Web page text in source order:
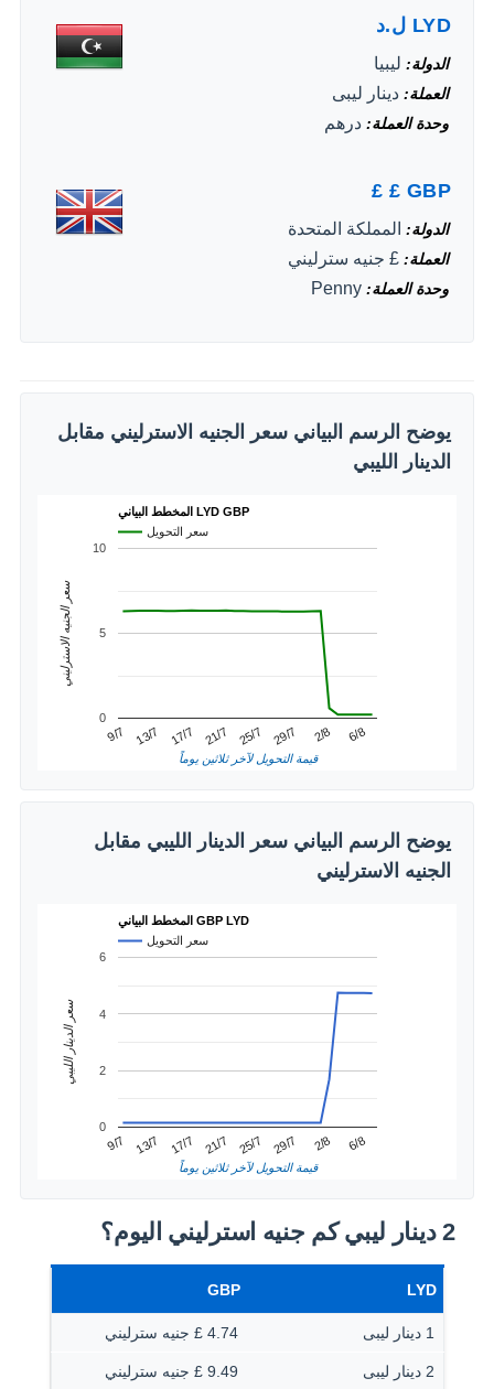
LYD ل.د
الدولة ليبيا
العملة دينار ليبى
وحدة العملة درهم
GBP
£
£
الدولة المملكة المتحدة
العملة £ جنيه سترليني
وحدة العملة Penny
يوضح الرسم البياني سعر الجنيه الاسترليني مقابل
الدينار الليبي
المخطط البياني LYD GBP
سعر التحويل
9/7 13/7 17/7 21/7 25/7 29/7 2/8 6/8
0
5
10
قيمة التحويل لآخر ثلاثين يوماً
سعر الجنيه الاسترليني
يوضح الرسم البياني سعر الدينار الليبي مقابل
الجنيه الاسترليني
المخطط البياني GBP LYD
سعر التحويل
9/7 13/7 17/7 21/7 25/7 29/7 2/8 6/8
0
2
4
6
قيمة التحويل لآخر ثلاثين يوماً
سعر الدينار الليبي
2 دينار ليبي كم جنيه استرليني اليوم؟
LYD
GBP
1 دينار ليبى 4.74 £ جنيه سترليني
2 دينار ليبى 9.49 £ جنيه سترليني